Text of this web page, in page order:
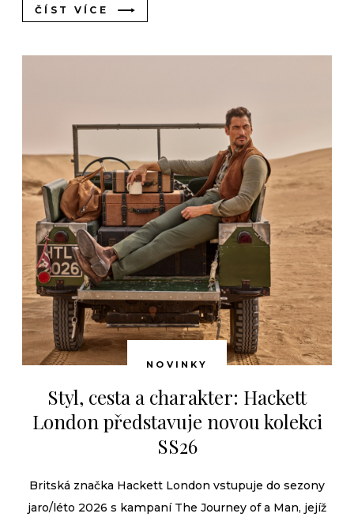
ČÍST VÍCE
NOVINKY
Styl, cesta a charakter: Hackett
London představuje novou kolekci
SS26
Britská značka Hackett London vstupuje do sezony
jaro/léto 2026 s kampaní The Journey of a Man, jejíž